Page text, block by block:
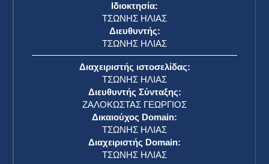
Ιδιοκτησία:
ΤΣΩΝΗΣ ΗΛΙΑΣ
Διευθυντής:
ΤΣΩΝΗΣ ΗΛΙΑΣ
Διαχειριστής ιστοσελίδας:
ΤΣΩΝΗΣ ΗΛΙΑΣ
Διευθυντής Σύνταξης:
ΖΑΛΟΚΩΣΤΑΣ ΓΕΩΡΓΙΟΣ
Δικαιούχος Domain:
ΤΣΩΝΗΣ ΗΛΙΑΣ
Διαχειριστής Domain:
ΤΣΩΝΗΣ ΗΛΙΑΣ